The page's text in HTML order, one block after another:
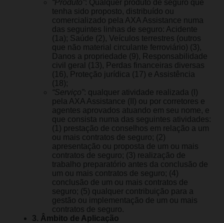
“Produto”: Qualquer produto de seguro que
tenha sido proposto, distribuído ou
comercializado pela AXA Assistance numa
das seguintes linhas de seguro: Acidente
(1a); Saúde (2), Veículos terrestres (outros
que não material circulante ferroviário) (3),
Danos a propriedade (9), Responsabilidade
civil geral (13), Perdas financeiras diversas
(16), Proteção jurídica (17) e Assistência
(18);
“Serviço”: qualquer atividade realizada (I)
pela AXA Assistance (II) ou por corretores e
agentes aprovados atuando em seu nome, e
que consista numa das seguintes atividades:
(1) prestação de conselhos em relação a um
ou mais contratos de seguro; (2)
apresentação ou proposta de um ou mais
contratos de seguro; (3) realização de
trabalho preparatório antes da conclusão de
um ou mais contratos de seguro; (4)
conclusão de um ou mais contratos de
seguro; (5) qualquer contribuição para a
gestão ou implementação de um ou mais
contratos de seguro.
3. Âmbito de Aplicação